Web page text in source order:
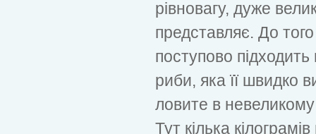
рівновагу, дуже
представляє. До того
поступово підходить
риби, яка її швидко
ловите в невеликому
Тут кілька